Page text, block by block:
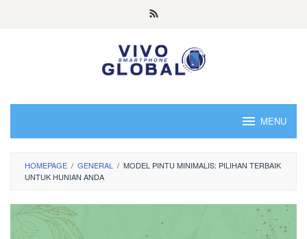
MENU
HOMEPAGE / GENERAL / MODEL PINTU MINIMALIS: PILIHAN TERBAIK
UNTUK HUNIAN ANDA